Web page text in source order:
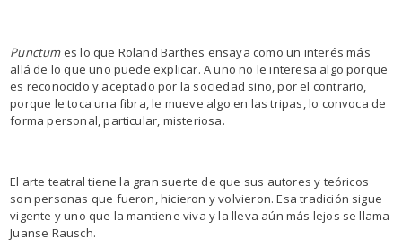
Punctum es lo que Roland Barthes ensaya como un interés más
allá de lo que uno puede explicar. A uno no le interesa algo porque
es reconocido y aceptado por la sociedad sino, por el contrario,
porque le toca una fibra, le mueve algo en las tripas, lo convoca de
forma personal, particular, misteriosa.
El arte teatral tiene la gran suerte de que sus autores y teóricos
son personas que fueron, hicieron y volvieron. Esa tradición sigue
vigente y uno que la mantiene viva y la lleva aún más lejos se llama
Juanse Rausch.